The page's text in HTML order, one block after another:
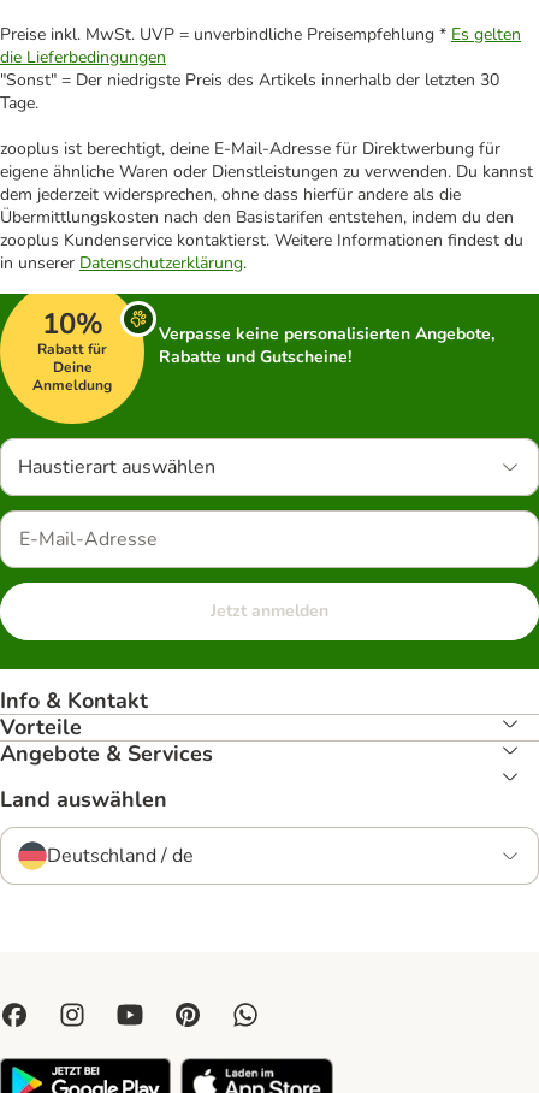
Preise inkl. MwSt. UVP = unverbindliche Preisempfehlung * Es gelten
die Lieferbedingungen
"Sonst" = Der niedrigste Preis des Artikels innerhalb der letzten 30
Tage.
zooplus ist berechtigt, deine E-Mail-Adresse für Direktwerbung für
eigene ähnliche Waren oder Dienstleistungen zu verwenden. Du kannst
dem jederzeit widersprechen, ohne dass hierfür andere als die
Übermittlungskosten nach den Basistarifen entstehen, indem du den
zooplus Kundenservice kontaktierst. Weitere Informationen findest du
in unserer Datenschutzerklärung.
10%
Rabatt für
Deine
Anmeldung
Verpasse keine personalisierten Angebote,
Rabatte und Gutscheine!
Haustierart auswählen
Jetzt anmelden
Info & Kontakt
Vorteile
Angebote & Services
Land auswählen
Deutschland / de